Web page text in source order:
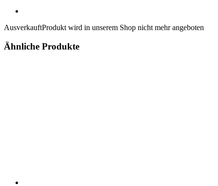
AusverkauftProdukt wird in unserem Shop nicht mehr angeboten
Ähnliche Produkte